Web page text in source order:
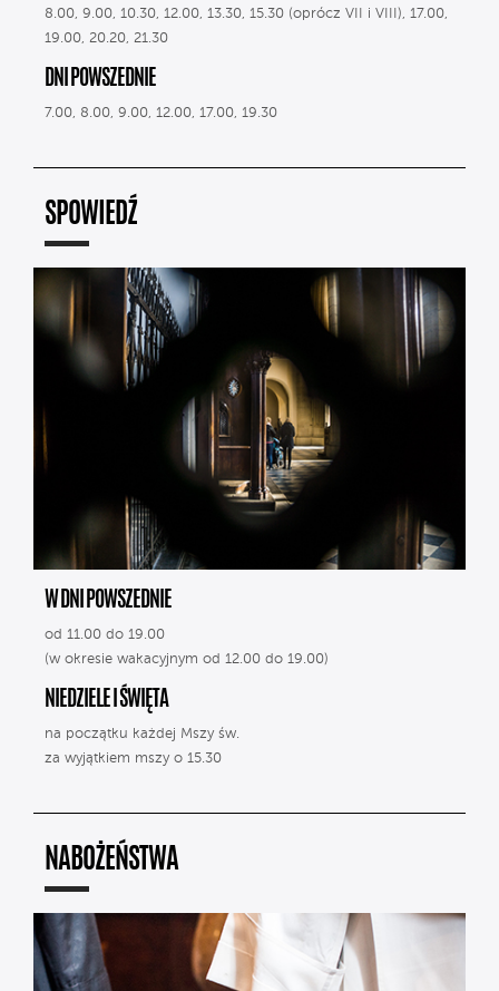
8.00, 9.00, 10.30, 12.00, 13.30, 15.30 (oprócz VII i VIII), 17.00,
19.00, 20.20, 21.30
DNI POWSZEDNIE
7.00, 8.00, 9.00, 12.00, 17.00, 19.30
SPOWIEDŹ
W DNI POWSZEDNIE
od 11.00 do 19.00
(w okresie wakacyjnym od 12.00 do 19.00)
NIEDZIELE I ŚWIĘTA
na początku każdej Mszy św.
za wyjątkiem mszy o 15.30
NABOŻEŃSTWA